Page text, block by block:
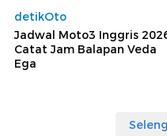
detikOto
Jadwal Moto3 Inggris
Catat Jam Balapan Veda
Ega